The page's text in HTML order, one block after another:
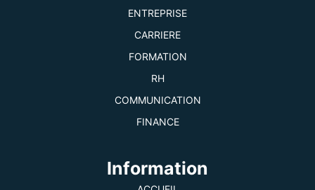
ENTREPRISE
CARRIERE
FORMATION
RH
COMMUNICATION
FINANCE
Information